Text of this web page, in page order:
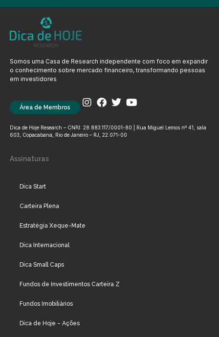
Somos uma Casa de Research independente com foco em expandir
o conhecimento sobre mercado financeiro, transformando pessoas
em investidores
Área de Membros
Dica de Hoje Research – CNPJ: 28.883.117/0001-80 | Rua Miguel Lemos nº 41, sala
603, Copacabana, Rio de Janeiro – RJ, 22.071-00
Assinaturas
Dica Start
Carteira Plena
Estratégia Xeque-Mate
Dica Internacional
Dica Small Caps
Fundos de Investimentos Carteira Z
Fundos Imobiliários
Dica de Hoje – Ações